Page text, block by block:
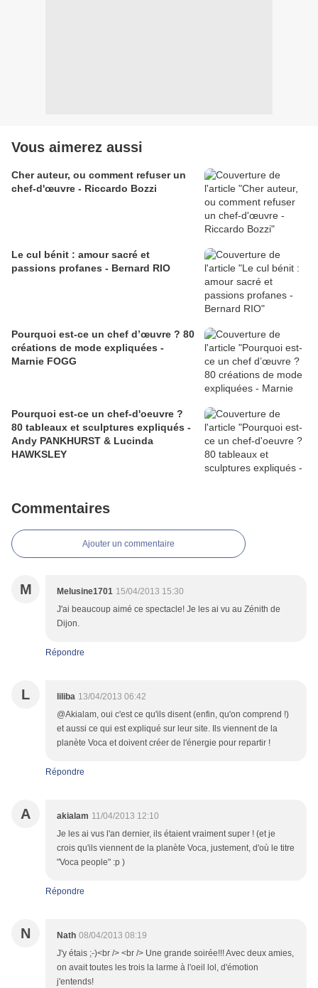
Vous aimerez aussi
Cher auteur, ou comment refuser un
chef-d'œuvre - Riccardo Bozzi
Le cul bénit : amour sacré et
passions profanes - Bernard RIO
Pourquoi est-ce un chef d’œuvre ? 80
créations de mode expliquées -
Marnie FOGG
Pourquoi est-ce un chef-d'oeuvre ?
80 tableaux et sculptures expliqués -
Andy PANKHURST & Lucinda
HAWKSLEY
Commentaires
Ajouter un commentaire
M Melusine1701 15/04/2013 15:30
J'ai beaucoup aimé ce spectacle! Je les ai vu au Zénith de
Dijon.
Répondre
L liliba 13/04/2013 06:42
@Akialam, oui c'est ce qu'ils disent (enfin, qu'on comprend !)
et aussi ce qui est expliqué sur leur site. Ils viennent de la
planète Voca et doivent créer de l'énergie pour repartir !
Répondre
A akialam 11/04/2013 12:10
Je les ai vus l'an dernier, ils étaient vraiment super ! (et je
crois qu'ils viennent de la planète Voca, justement, d'où le titre
"Voca people" :p )
Répondre
N Nath 08/04/2013 08:19
J'y étais ;-)<br /> <br /> Une grande soirée!!! Avec deux amies,
on avait toutes les trois la larme à l'oeil lol, d'émotion
j'entends!